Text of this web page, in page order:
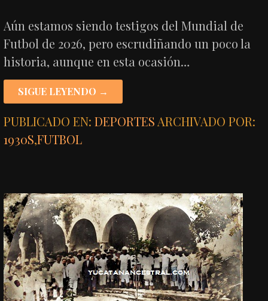
Aún estamos siendo testigos del Mundial de
Futbol de 2026, pero escrudiñando un poco la
historia, aunque en esta ocasión…
SIGUE LEYENDO →
PUBLICADO EN:DEPORTES ARCHIVADO POR:
1930S,FUTBOL